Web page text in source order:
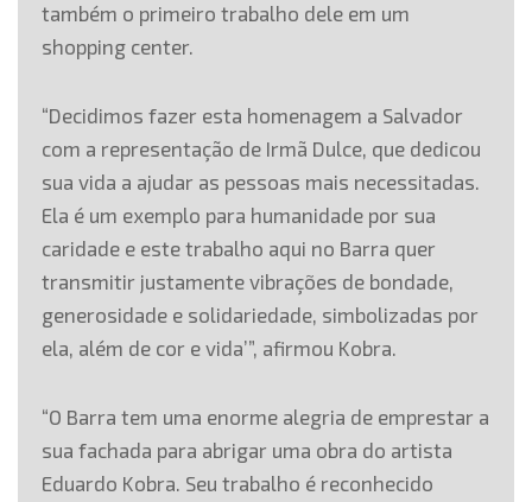
também o primeiro trabalho dele em um
shopping center.
“Decidimos fazer esta homenagem a Salvador
com a representação de Irmã Dulce, que dedicou
sua vida a ajudar as pessoas mais necessitadas.
Ela é um exemplo para humanidade por sua
caridade e este trabalho aqui no Barra quer
transmitir justamente vibrações de bondade,
generosidade e solidariedade, simbolizadas por
ela, além de cor e vida’”, afirmou Kobra.
“O Barra tem uma enorme alegria de emprestar a
sua fachada para abrigar uma obra do artista
Eduardo Kobra. Seu trabalho é reconhecido